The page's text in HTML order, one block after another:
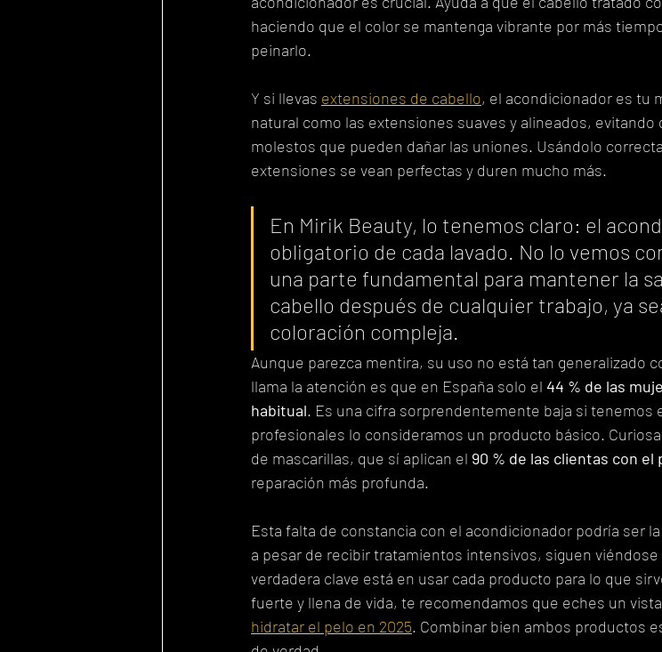
haciendo que el color se mantenga vibrante por más
peinarlo.
Y si llevas extensiones de cabello, el acondicionador es tu
natural como las extensiones suaves y alineados,
molestos que pueden dañar las uniones. Usándolo
extensiones se vean perfectas y duren mucho más.
En Mirik Beauty, lo tenemos claro: el
obligatorio de cada lavado. No lo vemos
una parte fundamental para mantener la
cabello después de cualquier trabajo, ya
coloración compleja.
Aunque parezca mentira, su uso no está tan generalizado
llama la atención es que en España solo el 44 % de las
habitual. Es una cifra sorprendentemente baja si tenemos
profesionales lo consideramos un producto básico.
de mascarillas, que sí aplican el 90 % de las clientas con el
reparación más profunda.
Esta falta de constancia con el acondicionador podría ser
a pesar de recibir tratamientos intensivos, siguen
verdadera clave está en usar cada producto para lo que
fuerte y llena de vida, te recomendamos que eches un
hidratar el pelo en 2025. Combinar bien ambos productos